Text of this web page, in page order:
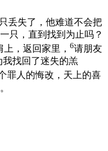
丢失了，他难道不会把
只，直到找到为止吗？
，返回家里， 6请朋友
我找回了迷失的羔
罪人的悔改，天上的喜